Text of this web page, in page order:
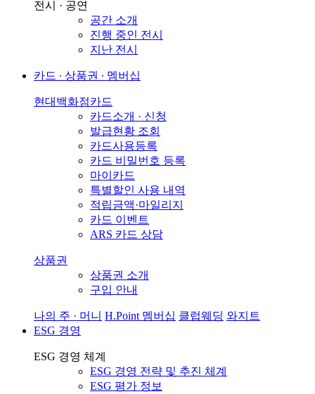
전시 · 공연
공간 소개
진행 중인 전시
지난 전시
카드 ∙ 상품권 ∙ 멤버십
현대백화점카드
카드소개 · 신청
발급현황 조회
카드사용등록
카드 비밀번호 등록
마이카드
특별할인 사용 내역
적립금액·마일리지
카드 이벤트
ARS 카드 상담
상품권
상품권 소개
구입 안내
나의 주 · 머니 H.Point 멤버십 클럽웨딩 와지트
ESG 경영
ESG 경영 체계
ESG 경영 전략 및 추진 체계
ESG 평가 정보